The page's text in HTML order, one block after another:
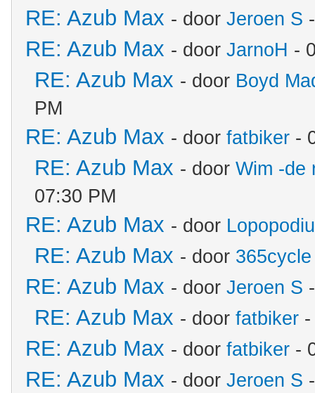
RE: Azub Max - door Jeroen S
RE: Azub Max - door JarnoH -
RE: Azub Max - door Boyd
PM
RE: Azub Max - door fatbiker -
RE: Azub Max - door Wim -de
07:30 PM
RE: Azub Max - door
RE: Azub Max - door 365cycle
RE: Azub Max - door Jeroen S
RE: Azub Max - door fatbiker
RE: Azub Max - door fatbiker -
RE: Azub Max - door Jeroen S